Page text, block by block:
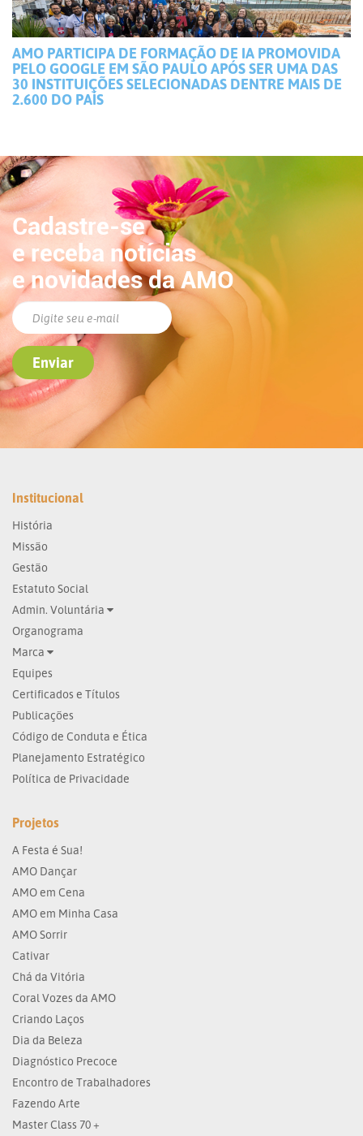
AMO PARTICIPA DE FORMAÇÃO DE IA PROMOVIDA
PELO GOOGLE EM SÃO PAULO APÓS SER UMA DAS
30 INSTITUIÇÕES SELECIONADAS DENTRE MAIS DE
2.600 DO PAÍS
Cadastre-se
e receba notícias
e novidades da AMO
Institucional
História
Missão
Gestão
Estatuto Social
Admin. Voluntária
Organograma
Marca
Equipes
Certificados e Títulos
Publicações
Código de Conduta e Ética
Planejamento Estratégico
Política de Privacidade
Projetos
A Festa é Sua!
AMO Dançar
AMO em Cena
AMO em Minha Casa
AMO Sorrir
Cativar
Chá da Vitória
Coral Vozes da AMO
Criando Laços
Dia da Beleza
Diagnóstico Precoce
Encontro de Trabalhadores
Fazendo Arte
Master Class 70 +